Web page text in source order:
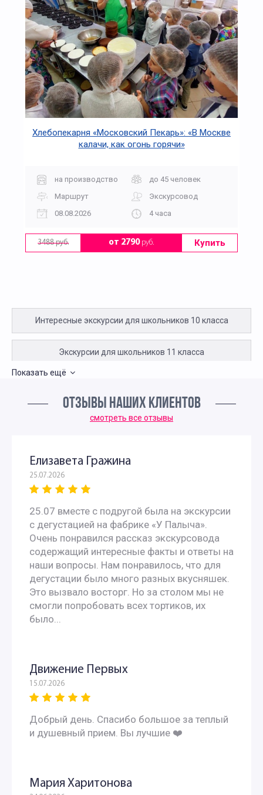
Хлебопекарня «Московский Пекарь»: «В Москве
калачи, как огонь горячи»
на производство
до 45 человек
Маршрут
Экскурсовод
08.08.2026
4 часа
3488 руб. от 2790руб. Купить
Интересные экскурсии для школьников 10 класса
Экскурсии для школьников 11 класса
Интересные экскурсии для детей в Москве 2 класс
Экскурсии для школьников 4 класса
Интересные экскурсии для 5 класса в Москве
Интересные экскурсии для школьников 6 класса в
Москве
Экскурсии для школьников 7 класса в Москве
Автобусные экскурсии для школьников средней школы
Экскурсии для школьников начальных классов
Познавательные экскурсии для школьников
Показать ещё
ОТЗЫВЫ НАШИХ КЛИЕНТОВ
смотреть все отзывы
Елизавета Гражина
25.07.2026
25.07 вместе с подругой была на экскурсии
с дегустацией на фабрике «У Палыча».
Очень понравился рассказ экскурсовода
содержащий интересные факты и ответы на
наши вопросы. Нам понравилось, что для
дегустации было много разных вкусняшек.
Это вызвало восторг. Но за столом мы не
смогли попробовать всех тортиков, их
было...
Движение Первых
15.07.2026
Добрый день. Спасибо большое за теплый
и душевный прием. Вы лучшие ❤️
Мария Харитонова